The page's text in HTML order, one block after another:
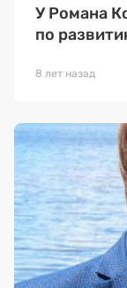
У Романа
по
8 лет назад